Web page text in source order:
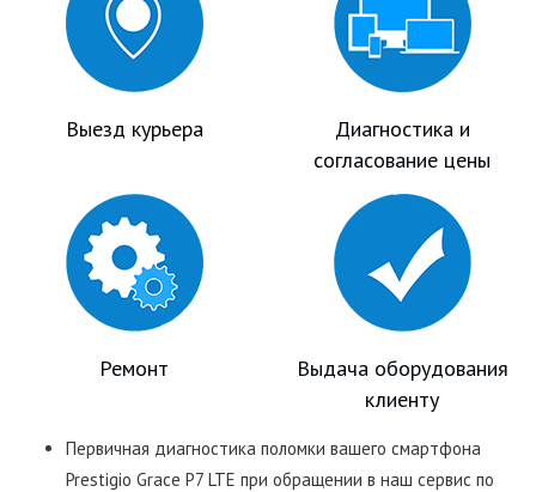
Выезд курьера
Диагностика и
согласование цены
Ремонт
Выдача оборудования
клиенту
Первичная диагностика поломки вашего смартфона
Prestigio Grace P7 LTE при обращении в наш сервис по